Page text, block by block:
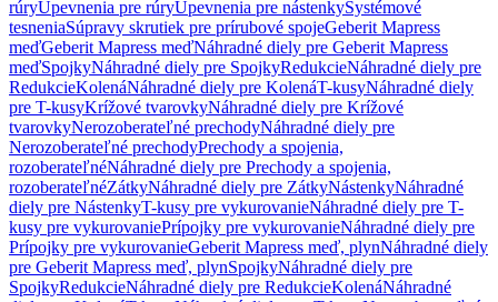
rúryUpevnenia pre rúryUpevnenia pre nástenkySystémové
tesneniaSúpravy skrutiek pre prírubové spojeGeberit Mapress
meďGeberit Mapress meďNáhradné diely pre Geberit Mapress
meďSpojkyNáhradné diely pre SpojkyRedukcieNáhradné diely pre
RedukcieKolenáNáhradné diely pre KolenáT-kusyNáhradné diely
pre T-kusyKrížové tvarovkyNáhradné diely pre Krížové
tvarovkyNerozoberateľné prechodyNáhradné diely pre
Nerozoberateľné prechodyPrechody a spojenia,
rozoberateľnéNáhradné diely pre Prechody a spojenia,
rozoberateľnéZátkyNáhradné diely pre ZátkyNástenkyNáhradné
diely pre NástenkyT-kusy pre vykurovanieNáhradné diely pre T-
kusy pre vykurovaniePrípojky pre vykurovanieNáhradné diely pre
Prípojky pre vykurovanieGeberit Mapress meď, plynNáhradné diely
pre Geberit Mapress meď, plynSpojkyNáhradné diely pre
SpojkyRedukcieNáhradné diely pre RedukcieKolenáNáhradné